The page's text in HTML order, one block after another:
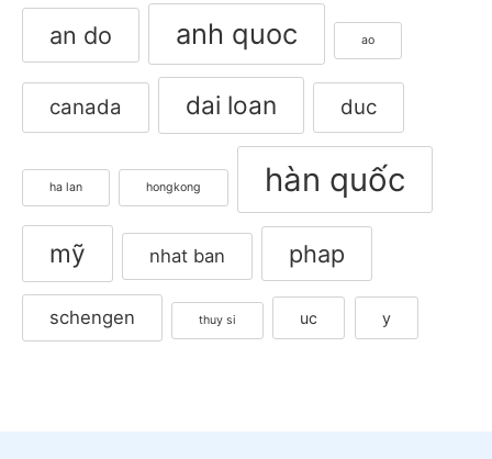
an do anh quoc ao
canada dai loan duc
ha lan hongkong hàn quốc
mỹ nhat ban phap
schengen thuy si uc y